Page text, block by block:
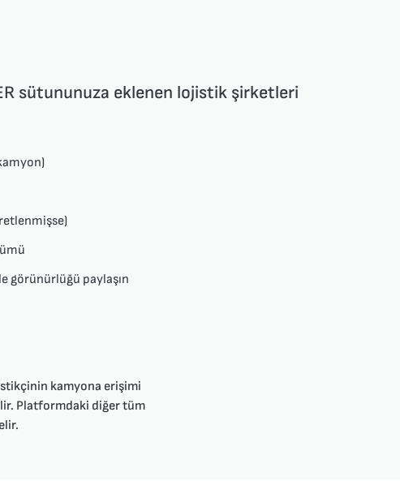
sütununuza eklenen lojistik şirketleri
görünürlüğü paylaşın
kamyona erişimi
Platformdaki diğer tüm